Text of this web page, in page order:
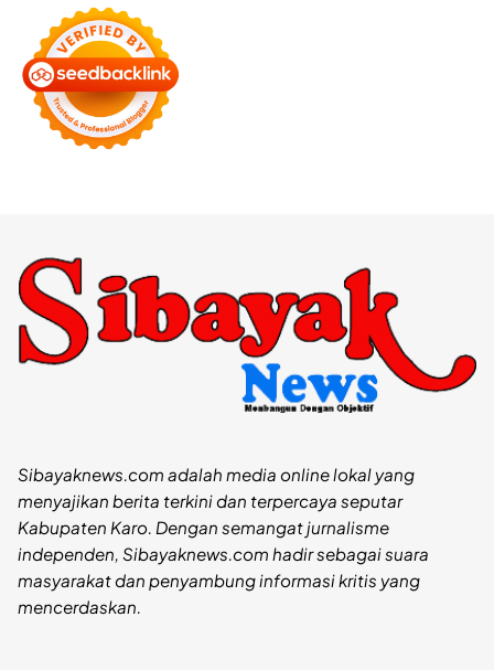
Sibayaknews.com adalah media online lokal yang
menyajikan berita terkini dan terpercaya seputar
Kabupaten Karo. Dengan semangat jurnalisme
independen, Sibayaknews.com hadir sebagai suara
masyarakat dan penyambung informasi kritis yang
mencerdaskan.